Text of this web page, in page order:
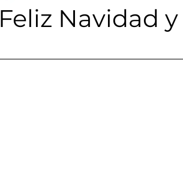
Feliz Navidad